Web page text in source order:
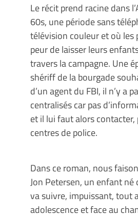
Le récit prend racine dans
60s, une période sans
télévision couleur et où les
peur de laisser leurs
travers la campagne. Une
shériff de la bourgade
d’un agent du FBI, il n’y a
centralisés car pas
et il lui faut alors contacter,
centres de police.
Dans ce roman, nous
Jon Petersen, un enfant né
va suivre, impuissant, tout
adolescence et face au